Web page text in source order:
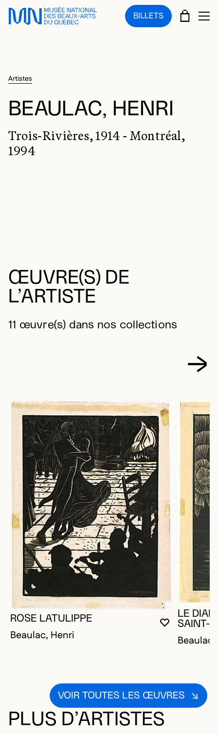
Sauter au menu principal
Sauter au contenu principal
Sauter au pied de page
BILLETS PANIER
Artistes
BEAULAC, HENRI
Trois-Rivières, 1914 - Montréal,
1994
ŒUVRE(S) DE
L’ARTISTE
11 œuvre(s) dans nos collections
VOUS
FERMER
OUVRIR LA
ROSE LATULIPPE
Beaulac, Henri
LE
SAINT-
VOIR TOUTES LES ŒUVRES
PLUS D’ARTISTES